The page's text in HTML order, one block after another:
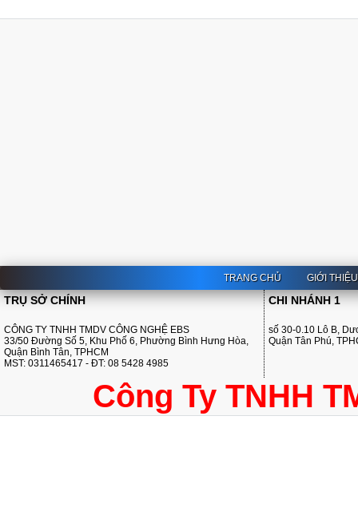
TRANG CHỦ GIỚI THIỆU
TRỤ SỞ CHÍNH
CÔNG TY TNHH TMDV CÔNG NGHỆ EBS
33/50 Đường Số 5, Khu Phố 6, Phường Bình Hưng Hòa,
Quận Bình Tân, TPHCM
MST: 0311465417 - ĐT: 08 5428 4985
CHI NHÁNH 1
số 30-0.10 Lô B,
Quận Tân Phú,
Công Ty TNHH